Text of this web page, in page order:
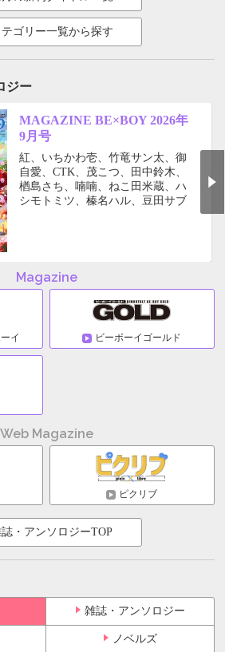
テゴリー一覧から探す
ジー
MAGAZINE BE×BOY 2026年
9月号
紅、いちかわ壱、竹竜サン太、御
自愛、CTK、茂こつ、田中鈴木、
楢島さち、喃喃、ねこ田米蔵、ハ
シモトミツ、榛名ハル、豆田サブ
ます。
Magazine
イ ビーボーイゴールド
Web Magazine
ピクリブ
・アンソロジーTOP
雑誌・アンソロジー
ノベルズ